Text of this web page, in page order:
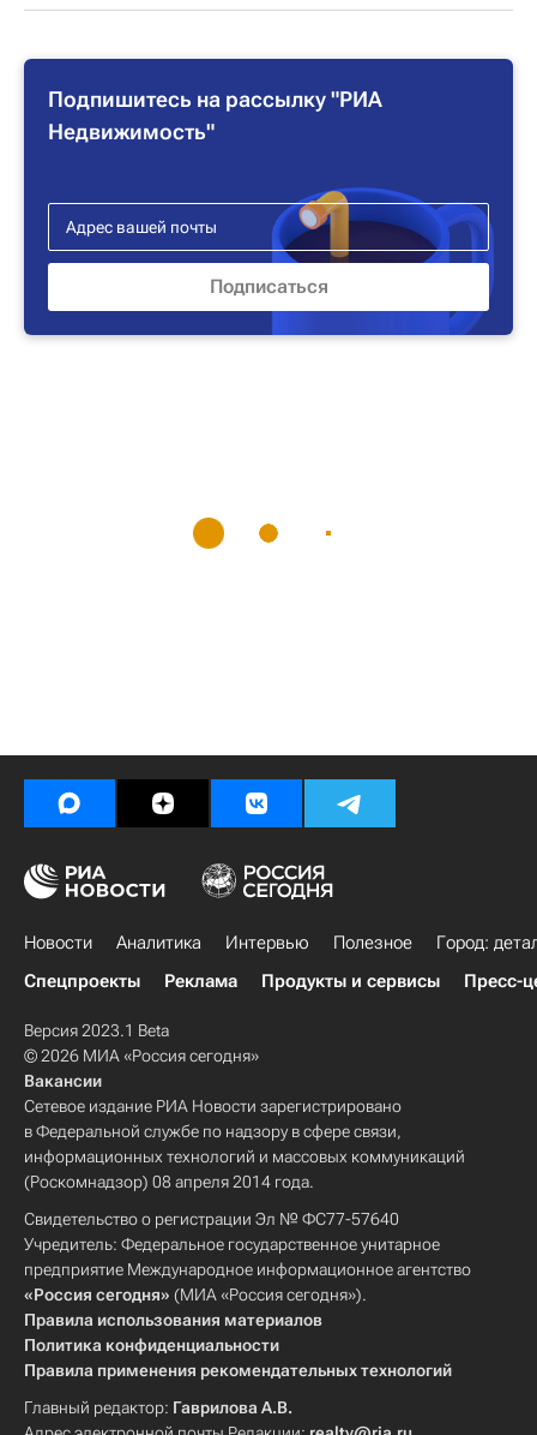
Подпишитесь на рассылку "РИА
Недвижимость"
Новости Аналитика Интервью Полезное
Город:
Спецпроекты
Реклама Продукты и сервисы Пресс-
Версия 2023.1 Beta
© 2026 МИА «Россия сегодня»
Вакансии
Сетевое издание РИА Новости зарегистрировано
в Федеральной службе по надзору в сфере связи,
информационных технологий и массовых коммуникаций
(Роскомнадзор) 08 апреля 2014 года.
Свидетельство о регистрации Эл № ФС77-57640
Учредитель: Федеральное государственное унитарное
предприятие Международное информационное агентство
«Россия сегодня» (МИА «Россия сегодня»).
Правила использования материалов
Политика конфиденциальности
Правила применения рекомендательных технологий
Главный редактор: Гаврилова А.В.